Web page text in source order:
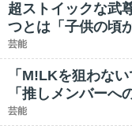
超ストイックな武
つとは「子供の頃
芸能
「M!LKを狙わな
「推しメンバーへ
芸能